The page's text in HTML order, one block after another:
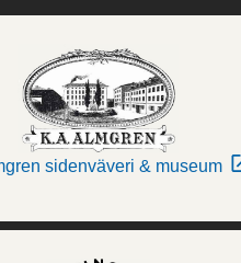
sidenväveri & museum